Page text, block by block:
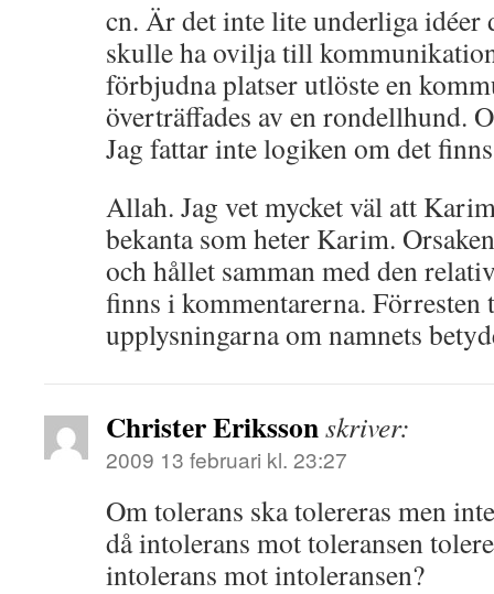
cn. Är det inte lite underliga
skulle ha ovilja till
förbjudna platser utlöste en
överträffades av en rondellhund.
Jag fattar inte logiken om det
Allah. Jag vet mycket väl att
bekanta som heter Karim.
och hållet samman med den
finns i kommentarerna. Förresten
upplysningarna om namnets
Christer Erikssonskriver:
2009 13 februari kl. 23:27
Om tolerans ska tolereras men
då intolerans mot toleransen
intolerans mot intoleransen?